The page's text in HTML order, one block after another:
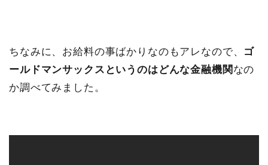
ちなみに、お給料の事ばかりなのもアレなので、 ゴ
ールドマンサックスというのはどんな金融機関 なの
か調べてみました。